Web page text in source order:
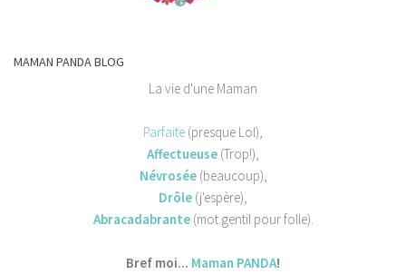
MAMAN PANDA BLOG
La vie d'une Maman
Parfaite (presque Lol),
Affectueuse (Trop!),
Névrosée (beaucoup),
Drôle (j'espère),
Abracadabrante (mot gentil pour folle).
Bref moi... Maman PANDA!